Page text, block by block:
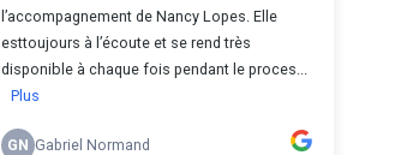
l’accompagnement de Nancy Lopes. Elle
esttoujours à l’écoute et se rend très
disponible à chaque fois pendant le proces...
Plus
GN Gabriel Normand